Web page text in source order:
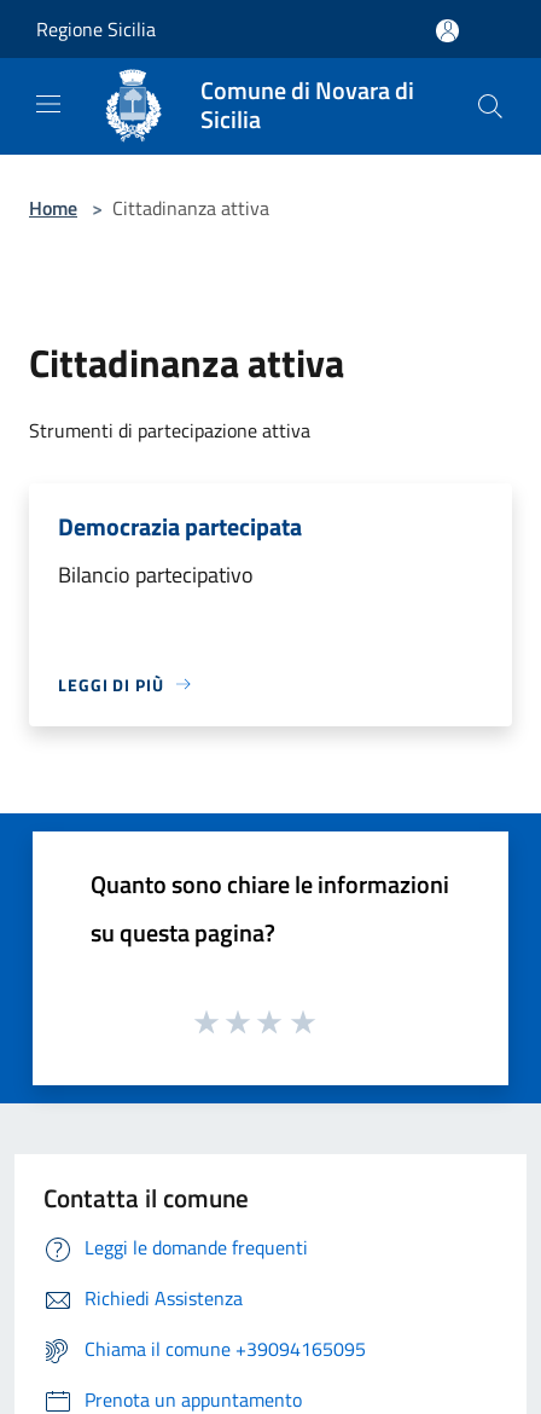
Regione Sicilia
Comune di Novara di
Sicilia
Home > Cittadinanza attiva
Cittadinanza attiva
Strumenti di partecipazione attiva
Democrazia partecipata
Bilancio partecipativo
LEGGI DI PIÙ
Quanto sono chiare le informazioni
su questa pagina?
Contatta il comune
Leggi le domande frequenti
Richiedi Assistenza
Chiama il comune +39094165095
Prenota un appuntamento